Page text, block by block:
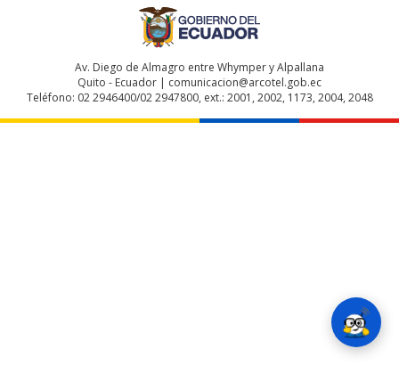
Av. Diego de Almagro entre Whymper y Alpallana
Quito - Ecuador | comunicacion@arcotel.gob.ec
Teléfono: 02 2946400/02 2947800, ext.: 2001, 2002, 1173, 2004, 2048